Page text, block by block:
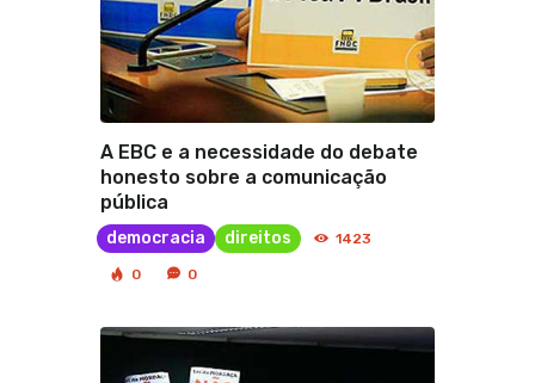
A EBC e a necessidade do debate
honesto sobre a comunicação
pública
democracia direitos 1423
0 0